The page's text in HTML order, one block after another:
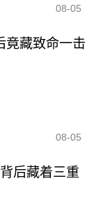
08-05
竟藏致命一击
08-05
后藏着三重